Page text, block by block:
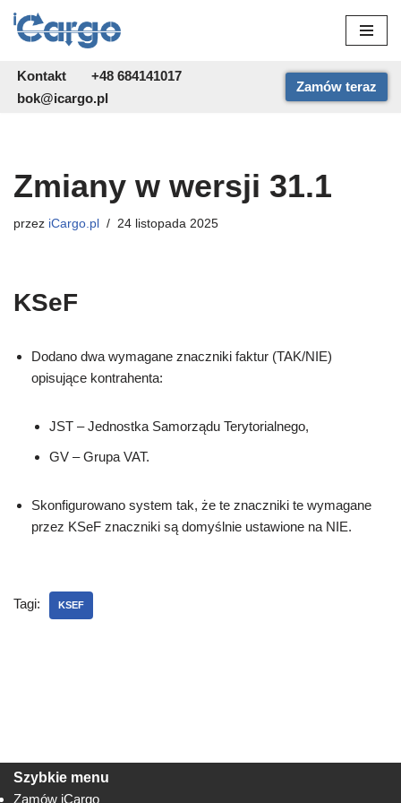
do
treści
Kontakt
+48 684141017
bok@icargo.pl
Zamów teraz
Zmiany w wersji 31.1
przez iCargo.pl 24 listopada 2025
KSeF
Dodano dwa wymagane znaczniki faktur (TAK/NIE)
opisujące kontrahenta:
JST – Jednostka Samorządu Terytorialnego,
GV – Grupa VAT.
Skonfigurowano system tak, że te znaczniki te wymagane
przez KSeF znaczniki są domyślnie ustawione na NIE.
Tagi: KSEF
Szybkie menu
Zamów iCargo